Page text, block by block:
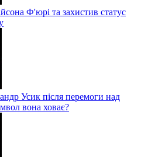
Ф'юрі та захистив статус
Усик після перемоги над
вона ховає?